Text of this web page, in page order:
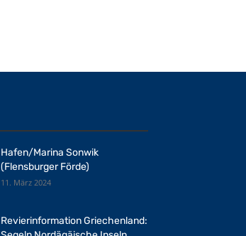
Hafen/Marina Sonwik
(Flensburger Förde)
11. März 2024
Revierinformation Griechenland: